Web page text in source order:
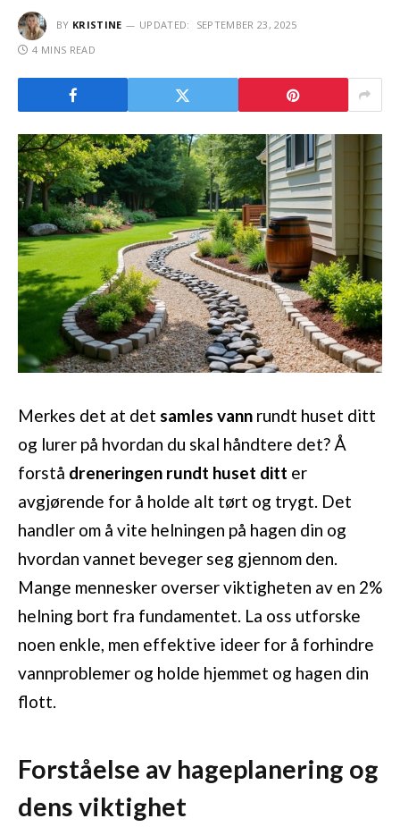
BY KRISTINE UPDATED:
SEPTEMBER 23, 2025
4 MINS READ
Merkes det at det samles vann rundt huset ditt
og lurer på hvordan du skal håndtere det? Å
forstå dreneringen rundt huset ditt er
avgjørende for å holde alt tørt og trygt. Det
handler om å vite helningen på hagen din og
hvordan vannet beveger seg gjennom den.
Mange mennesker overser viktigheten av en 2%
helning bort fra fundamentet. La oss utforske
noen enkle, men effektive ideer for å forhindre
vannproblemer og holde hjemmet og hagen din
flott.
Forståelse av hageplanering og
dens viktighet